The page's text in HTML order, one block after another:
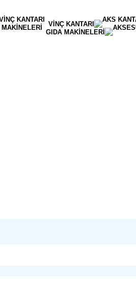
VINÇ KANTARI
GIDA MAKINELERI